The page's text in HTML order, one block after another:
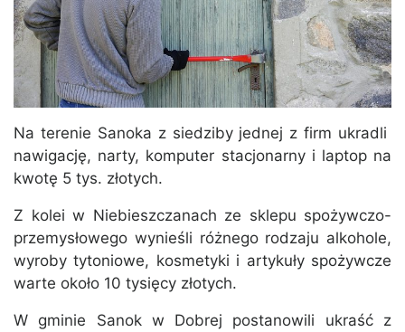
Na terenie Sanoka z siedziby jednej z firm ukradli
nawigację, narty, komputer stacjonarny i laptop na
kwotę 5 tys. złotych.
Z kolei w Niebieszczanach ze sklepu spożywczo-
przemysłowego wynieśli różnego rodzaju alkohole,
wyroby tytoniowe, kosmetyki i artykuły spożywcze
warte około 10 tysięcy złotych.
W gminie Sanok w Dobrej postanowili ukraść z